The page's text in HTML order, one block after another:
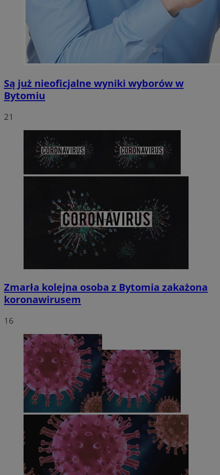
Są już nieoficjalne wyniki wyborów w
Bytomiu
21
Zmarła kolejna osoba z Bytomia zakażona
koronawirusem
16